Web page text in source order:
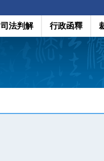
司法判解 行政函釋